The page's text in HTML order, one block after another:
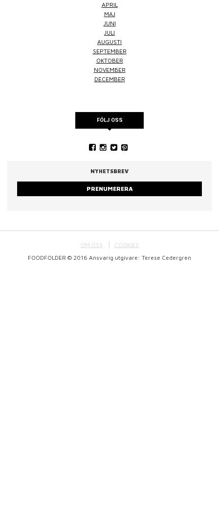
APRIL
MAJ
JUNI
JULI
AUGUSTI
SEPTEMBER
OKTOBER
NOVEMBER
DECEMBER
FÖLJ OSS
NYHETSBREV
PRENUMERERA
OM OSS
COOKIES
FOODFOLDER © 2016 Ansvarig utgivare: Terese Cedergren